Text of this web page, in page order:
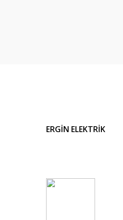
ERGİN ELEKTRİK